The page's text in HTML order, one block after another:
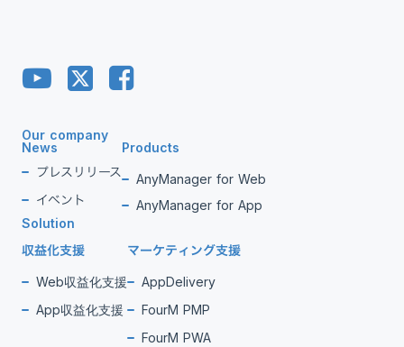
Our company
News
プレスリリース
イベント
Products
AnyManager for Web
AnyManager for App
Solution
収益化支援
Web収益化支援
App収益化支援
マーケティング支援
AppDelivery
FourM PMP
FourM PWA